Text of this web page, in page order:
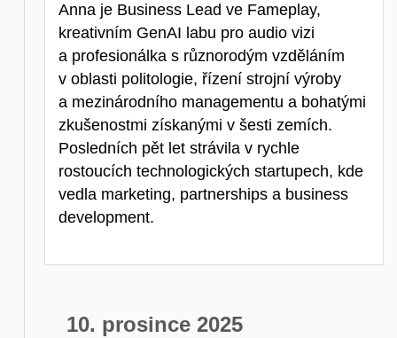
Anna je Business Lead ve Fameplay,
kreativním GenAI labu pro audio vizi
a profesionálka s různorodým vzděláním
v oblasti politologie, řízení strojní výroby
a mezinárodního managementu a bohatými
zkušenostmi získanými v šesti zemích.
Posledních pět let strávila v rychle
rostoucích technologických startupech, kde
vedla marketing, partnerships a business
development.
10. prosince 2025